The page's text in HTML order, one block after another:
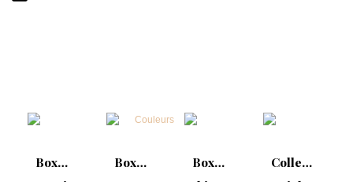
Box
Box
Box
Collection